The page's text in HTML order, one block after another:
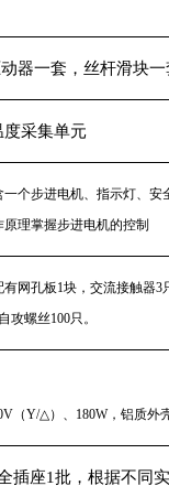
器一套，丝杆滑块
采集单元
个步进电机、指示灯、
理掌握步进电机的控制
有网孔板1块，交流接触器3
攻螺丝100只。
（Y/△）、 180W，铝质外
插座1批，根据不同